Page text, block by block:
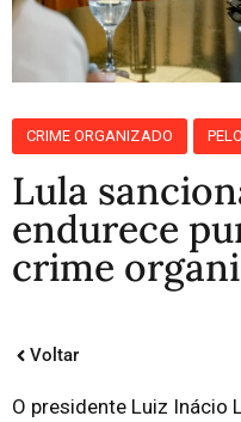
CRIME ORGANIZADO
Lula
endurece
crime
Voltar
O presidente Luiz Inácio